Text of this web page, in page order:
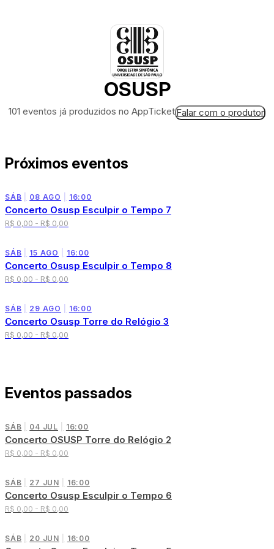
OSUSP
101 eventos já produzidos no AppTicketFalar com o produtor
Próximos eventos
SÁB 08 AGO 16:00
Concerto Osusp Esculpir o Tempo 7
R$ 0,00 - R$ 0,00
SÁB 15 AGO 16:00
Concerto Osusp Esculpir o Tempo 8
R$ 0,00 - R$ 0,00
SÁB 29 AGO 16:00
Concerto Osusp Torre do Relógio 3
R$ 0,00 - R$ 0,00
Eventos passados
SÁB 04 JUL 16:00
Concerto OSUSP Torre do Relógio 2
R$ 0,00 - R$ 0,00
SÁB 27 JUN 16:00
Concerto Osusp Esculpir o Tempo 6
R$ 0,00 - R$ 0,00
SÁB 20 JUN 16:00